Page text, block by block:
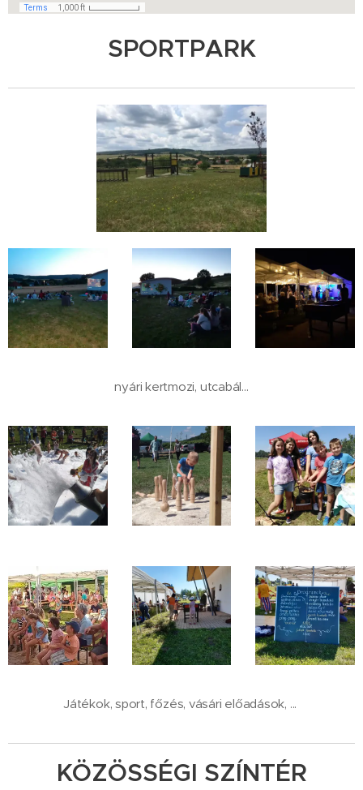
SPORTPARK
nyári kertmozi, utcabál...
Játékok, sport, főzés, vásári előadások, ...
KÖZÖSSÉGI SZÍNTÉR